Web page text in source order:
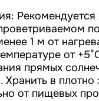
Рекомендуется
1 м от
от
прямых
в плотно
от пищевых